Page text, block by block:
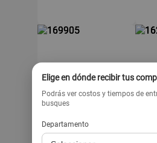
SM HP
Elige en dónde recibir tus
Podrás ver costos y tiempos de
busques
Departamento